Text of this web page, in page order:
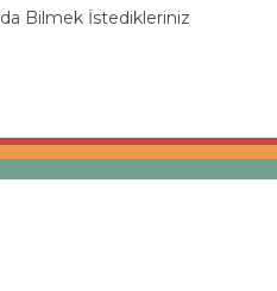
Bilmek İstedikleriniz